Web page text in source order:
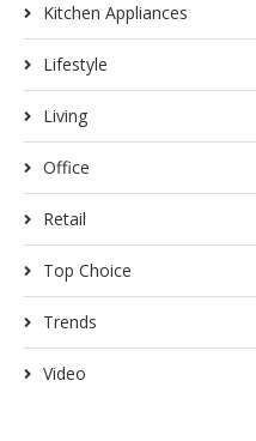
Kitchen Appliances
Lifestyle
Living
Office
Retail
Top Choice
Trends
Video